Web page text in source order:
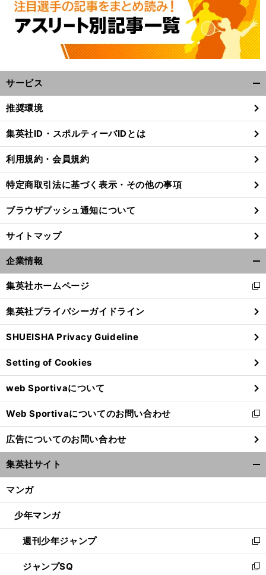
サービス
閉
る
推奨環境
集英社ID・スポルティーバIDとは
利用規約・会員規約
特定商取引法に基づく表示・その他の事項
ブラウザプッシュ通知について
サイトマップ
企業情報
閉
る
集英社ホームページ
新
し
い
ウ
ィ
ン
ド
ウ
で
開
く
集英社プライバシーガイドライン
SHUEISHA Privacy Guideline
Setting of Cookies
web Sportivaについて
Web Sportivaについてのお問い合わせ
新
し
い
ウ
ィ
ン
ウ
開
く
広告についてのお問い合わせ
集英社サイト
マンガ
少年マンガ
週刊少年ジャンプ
新
し
い
ジャンプSQ
新